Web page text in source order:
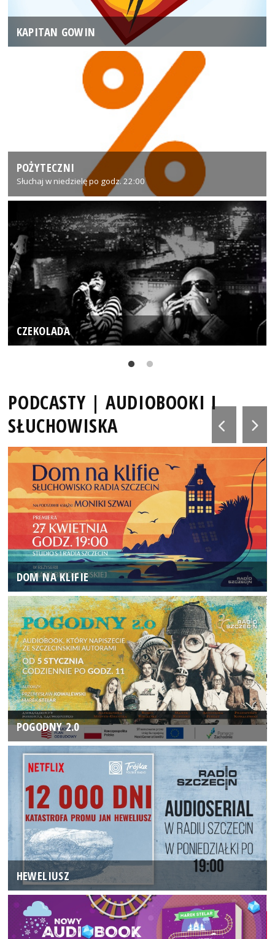
KAPITAN GOWIN
POŻYTECZNI
Słuchaj w niedzielę po godz. 22:00
CZEKOLADA
PODCASTY | AUDIOBOOKI I
SŁUCHOWISKA
DOM NA KLIFIE
POGODNY 2.0
HEWELIUSZ